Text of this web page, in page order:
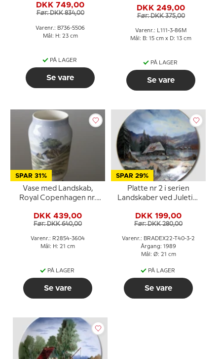
DKK 749,00
Før: DKK 834,00
Varenr.: B736-5506
Mål: H: 23 cm
PÅ LAGER
Se vare
DKK 249,00
Før: DKK 375,00
Varenr.: L111-3-86M
Mål: B: 15 cm x D: 13 cm
PÅ LAGER
Se vare
SPAR 31%
Vase med Landskab,
Royal Copenhagen nr.
DKK 439,00
Før: DKK 640,00
Varenr.: R2854-3604
Mål: H: 21 cm
PÅ LAGER
Se vare
SPAR 29%
Platte nr 2 i serien
Landskaber ved Juletid,
DKK 199,00
Før: DKK 280,00
Varenr.: BRADEX22-T40-3-2
Årgang: 1989
Mål: Ø: 21 cm
PÅ LAGER
Se vare